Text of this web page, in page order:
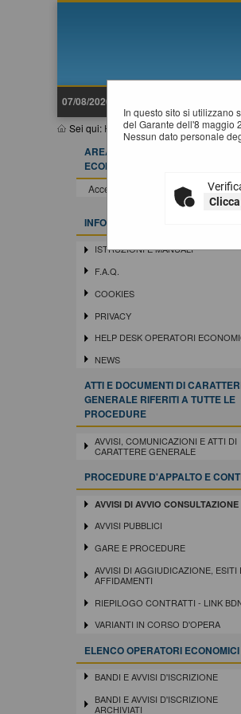
07/08/2026 19:12
Sei qui: Home»Procedure d'appalto e
In questo sito si utilizzano
del Garante dell'8 maggio
Nessun dato personale
AREA RISERVATA OPERATORE
ECONOMICO
Accedi - Registrati
INFORMAZIONI
ISTRUZIONI E MANUALI
F.A.Q.
COOKIES
PRIVACY
HELP DESK OPERATORI
NEWS
ATTI E DOCUMENTI DI
GENERALE RIFERITI A TUTTE LE
PROCEDURE
AVVISI, COMUNICAZIONI E ATTI DI
CARATTERE GENERALE
PROCEDURE D'APPALTO E
AVVISI DI AVVIO CONSULTAZIONE
AVVISI PUBBLICI
GARE E PROCEDURE
AVVISI DI AGGIUDICAZIONE, ESITI
AFFIDAMENTI
RIEPILOGO CONTRATTI - LINK
VARIANTI IN CORSO D'OPERA
ELENCO OPERATORI ECONOMICI
BANDI E AVVISI D'ISCRIZIONE
BANDI E AVVISI D'ISCRIZIONE
ARCHIVIATI